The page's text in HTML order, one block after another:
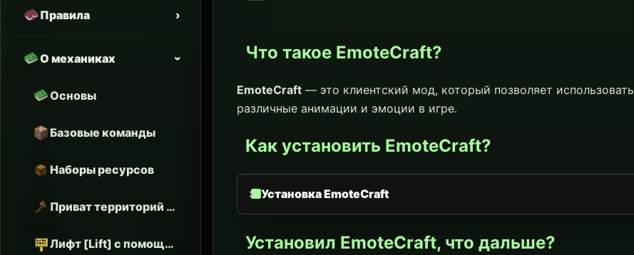
Правила
О механиках
Основы
Базовые команды
Наборы ресурсов
Приват территорий и флаги
Лифт [Lift] с помощью табличек
Что такое EmoteCraft?
EmoteCraft— это клиентский мод, который позволяет использовать
различные анимации и эмоции в игре.
Как установить EmoteCraft?
Установка EmoteCraft
Установил EmoteCraft, что дальше?